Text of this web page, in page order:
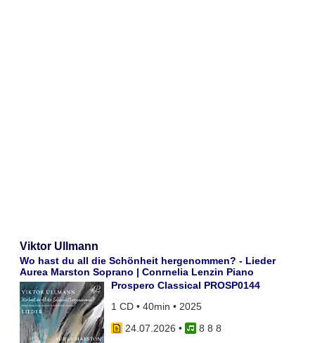
Viktor Ullmann
Wo hast du all die Schönheit hergenommen? - Lieder
Aurea Marston Soprano | Conrnelia Lenzin Piano
Prospero Classical PROSP0144
1 CD • 40min • 2025
24.07.2026 •
8 8 8